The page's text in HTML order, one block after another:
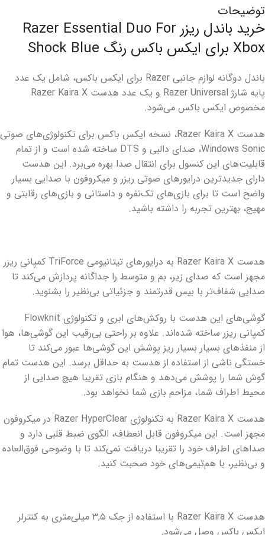
توضیحات
خرید باندل ریزر Razer Essential Duo For
Xbox برای ایکس باکس رنگ Shock Blue
باندل دوگانه لوازم جانبی Razer برای ایکس باکس، شامل یک عدد
پایه شارژ Razer Universal و یک عدد هدست Razer Kaira X
مخصوص ایکس باکس می‌شود.
هدست Razer Kaira X، نسخه ایکس باکس برای تکنولوژی‌های صوتی
Windows Sonic، صدای دالبی و DTS ساخته شده است و از تمام
قابلیت‌های این کنسول برای انتقال صدا بهره می‌برد. این هدست
دارای جدیدترین درایورهای صوتی ریزر و میکروفون با صدایی بسیار
واضح است تا برای بازی‌های تک‌نفره و داستانی و بازی‌های رقابتی و
مهیج، بهترین تجربه را داشته باشید.
هدست Razer Kaira X به درایورهای تیتانیومی TriForce کمپانی ریزر
مجهز است که صدای زیر، بم و متوسط را جداگانه پردازش می‌کند تا
صدایی شفاف‌تر با بیس قدرتمند و جزئیاتی بی‌نظیر را بشنوید.
گوشی‌های این هدست با روکش‌های ابری و تکنولوژی Flowknit
کمپانی ریزر ساخته شده‌اند. علاوه بر راحتی بی‌رقیب این گوشی‌ها، هوا
از منفذهای بسیار بسیار ریز پوشش این گوشی‌ها عبور می‌کند تا
خستگی ناشی از استفاده از هدست به حداقل برسد. این هدست تمام
گوش شما را پوشش می‌دهد و هنگام بازی تقریبا هیچ صدایی از
محیط اطراف شما، مزاحم بازی شما نخواهد بود.
هدست Razer Kaira X به تکنولوژی Razer HyperClear در میکروفون
مجهز است. این میکروفون قابل انعطاف، الگوی ضبط قلبی دارد و
صداهای اطراف خود را تقریبا دریافت نمی‌کند تا با وضوحی فوق‌العاده
و بی‌نظیر، با هم‌تیمی‌های خود صحبت کنید.
هدست Razer Kaira X با استفاده از جک ۳,۵ میلی‌متری به کنترلر
ایکس باکس وصل می‌شود.